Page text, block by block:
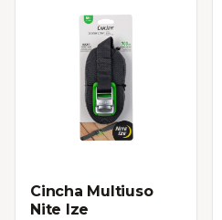
Cincha Multiuso
Nite Ize